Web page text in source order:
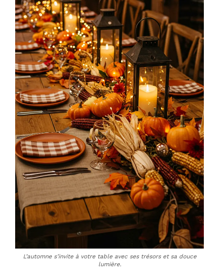
L’automne s’invite à votre table avec ses trésors et sa douce
lumière.